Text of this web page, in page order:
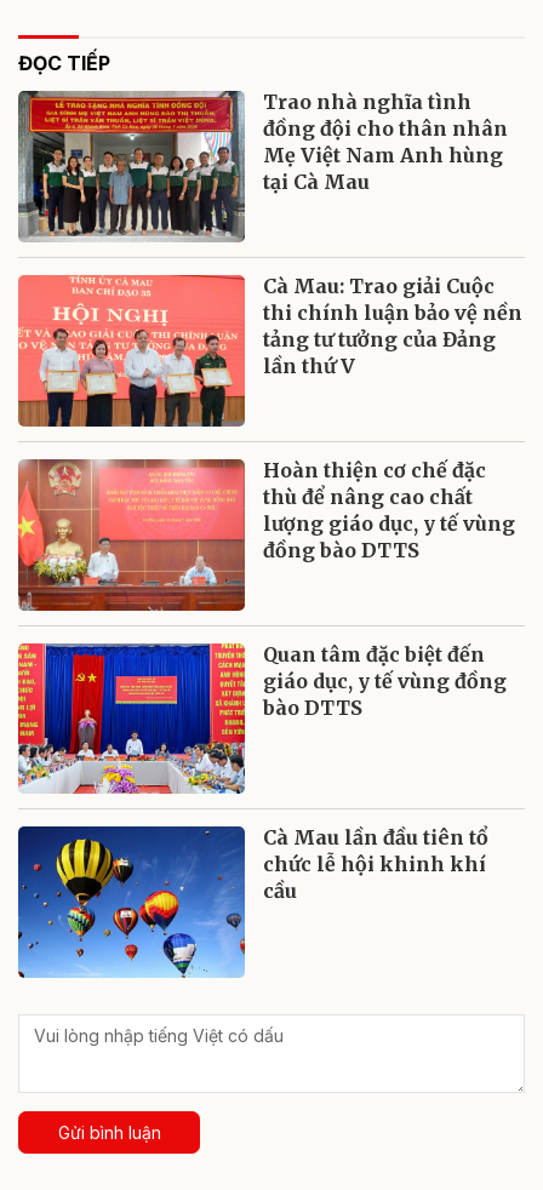
ĐỌC TIẾP
Trao nhà nghĩa tình
đồng đội cho thân nhân
Mẹ Việt Nam Anh hùng
tại Cà Mau
Cà Mau: Trao giải Cuộc
thi chính luận bảo vệ nền
tảng tư tưởng của Đảng
lần thứ V
Hoàn thiện cơ chế đặc
thù để nâng cao chất
lượng giáo dục, y tế vùng
đồng bào DTTS
Quan tâm đặc biệt đến
giáo dục, y tế vùng đồng
bào DTTS
Cà Mau lần đầu tiên tổ
chức lễ hội khinh khí
cầu
Gửi bình luận